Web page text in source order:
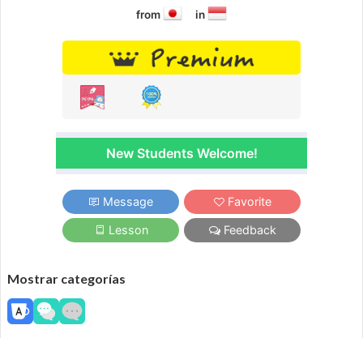
from in
New Students Welcome!
Message Favorite
Lesson Feedback
Mostrar categorías